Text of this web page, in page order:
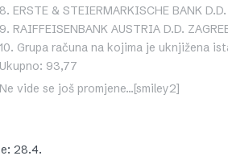
8. ERSTE & STEIERMARKISCHE BANK
9. RAIFFEISENBANK AUSTRIA D.D.
10. Grupa računa na kojima je uknjižena
Ukupno: 93,77
Ne vide se još promjene…[smiley2]
28.4.